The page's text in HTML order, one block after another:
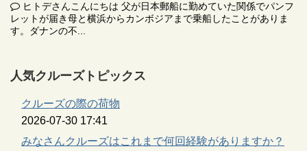
ヒトデさんこんにちは 父が日本郵船に勤めていた関係でパンフ
レットが届き母と横浜からカンボジアまで乗船したことがありま
す。ダナンの不...
人気クルーズトピックス
クルーズの際の荷物
2026-07-30 17:41
みなさんクルーズはこれまで何回経験がありますか？